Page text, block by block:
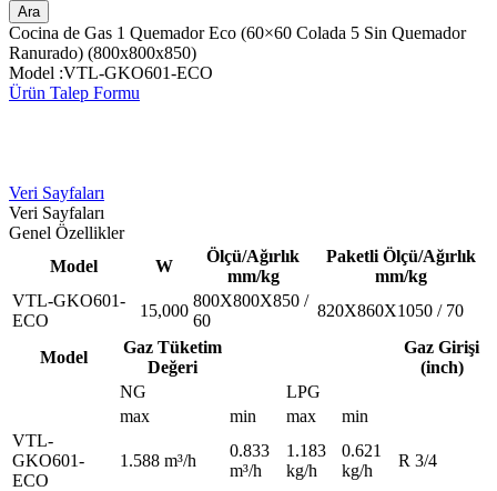
Ara
Cocina de Gas 1 Quemador Eco (60×60 Colada 5 Sin Quemador
Ranurado) (800x800x850)
Model :VTL-GKO601-ECO
Ürün Talep Formu
Veri Sayfaları
Veri Sayfaları
Genel Özellikler
Model
W
Ölçü/Ağırlık
mm/kg
Paketli Ölçü/Ağırlık
mm/kg
VTL-GKO601-
ECO
15,000
800X800X850 /
60
820X860X1050 / 70
Model
Gaz Tüketim
Değeri
Gaz Girişi
(inch)
NG
LPG
max
min max
min
VTL-
GKO601-
ECO
1.588 m³/h
0.833
m³/h
1.183
kg/h
0.621
kg/h
R 3/4